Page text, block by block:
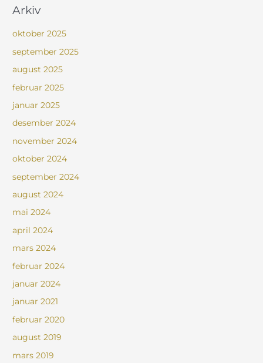
Arkiv
oktober 2025
september 2025
august 2025
februar 2025
januar 2025
desember 2024
november 2024
oktober 2024
september 2024
august 2024
mai 2024
april 2024
mars 2024
februar 2024
januar 2024
januar 2021
februar 2020
august 2019
mars 2019